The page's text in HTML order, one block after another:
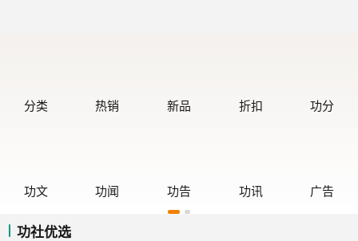
分类 热销 新品 折扣 功分
功文 功闻 功告 功讯 广告
功社优选